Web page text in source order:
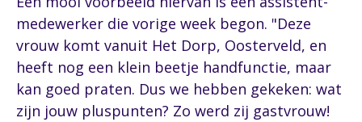
medewerker die vorige week begon. "Deze
vrouw komt vanuit Het Dorp, Oosterveld, en
heeft nog een klein beetje handfunctie, maar
kan goed praten. Dus we hebben gekeken: wat
zijn jouw pluspunten? Zo werd zij gastvrouw!